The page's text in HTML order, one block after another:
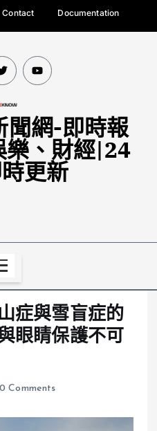
Contact Documentation
網-即時報
樂、財經|24
更新
症與雪盲症的
眼睛保護不可
Comments